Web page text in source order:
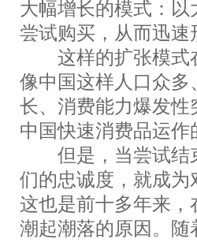
大幅增长的模式：
尝试购买，从而迅速
这样的扩张模式
像中国这样人口众
长、消费能力爆发
中国快速消费品运作
但是，当尝试结
们的忠诚度，就成
这也是前十多年来
潮起潮落的原因。